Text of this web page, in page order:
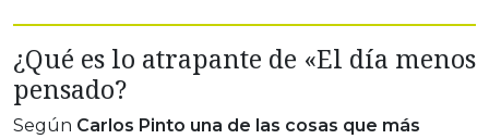
¿Qué es lo atrapante de «El día menos
pensado?
Según Carlos Pinto una de las cosas que más